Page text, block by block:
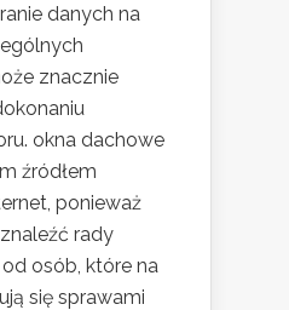
danych na
znacznie
okna dachowe
źródłem
ponieważ
rady
osób, które na
się sprawami